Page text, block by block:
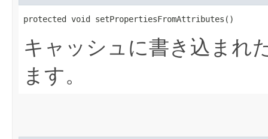
protected void setPropertiesFromAttributes()
キャッシュに書き込まれ
ます。